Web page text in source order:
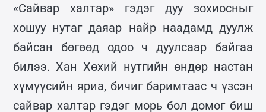
«Сайвар халтар» гэдэг дуу зохиосныг
хошуу нутаг даяар найр наадамд дуулж
байсан бөгөөд одоо ч дуулсаар байгаа
билээ. Хан Хөхий нутгийн өндөр настан
хүмүүсийн яриа, бичиг баримтаас ч үзсэн
сайвар халтар гэдэг морь бол домог биш